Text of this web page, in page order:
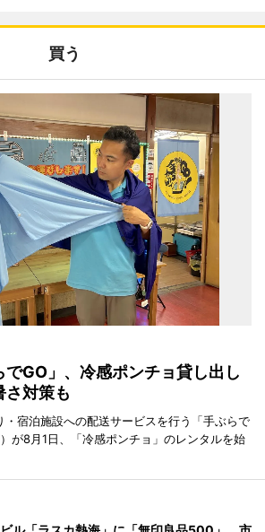
買う
GO」、冷感ポンチョ貸し出し
対策も
・宿泊施設への配送サービスを行う「手ぶらで
が8月1日、「冷感ポンチョ」のレンタルを始